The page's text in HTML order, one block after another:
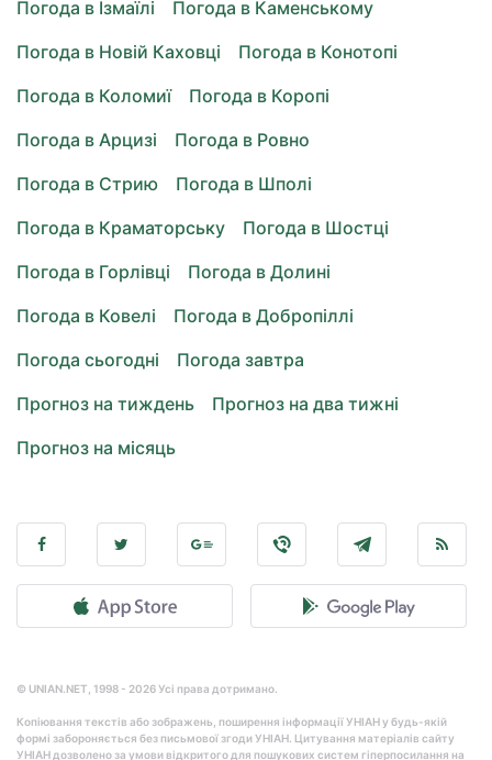
Погода в Ізмаїлі
Погода в Каменському
Погода в Новій Каховці
Погода в Конотопі
Погода в Коломиї
Погода в Коропі
Погода в Арцизі
Погода в Ровно
Погода в Стрию
Погода в Шполі
Погода в Краматорську
Погода в Шостці
Погода в Горлівці
Погода в Долині
Погода в Ковелі
Погода в Добропіллі
Погода сьогодні
Погода завтра
Прогноз на тиждень
Прогноз на два тижні
Прогноз на місяць
© UNIAN.NET, 1998 - 2026 Усі права дотримано.
Копіювання текстів або зображень, поширення інформації УНІАН у будь-якій
формі забороняється без письмової згоди УНІАН. Цитування матеріалів сайту
УНІАН дозволено за умови відкритого для пошукових систем гіперпосилання на